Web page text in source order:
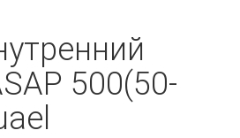
500(50-